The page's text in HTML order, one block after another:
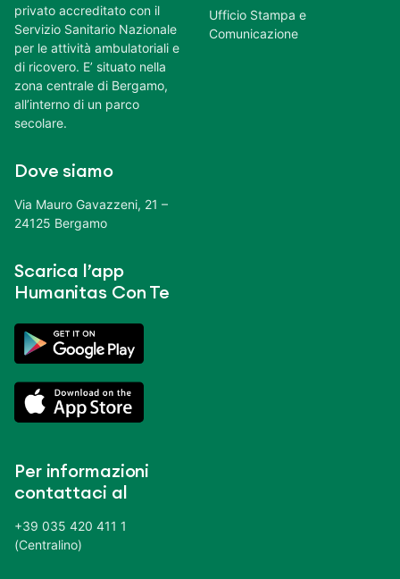
privato accreditato con il
Servizio Sanitario Nazionale
per le attività ambulatoriali e
di ricovero. E’ situato nella
zona centrale di Bergamo,
all’interno di un parco
secolare.
Dove siamo
Via Mauro Gavazzeni, 21 –
24125 Bergamo
Scarica l’app
Humanitas Con Te
Per informazioni
contattaci al
+39 035 420 411 1
(Centralino)
Ufficio Stampa e
Comunicazione